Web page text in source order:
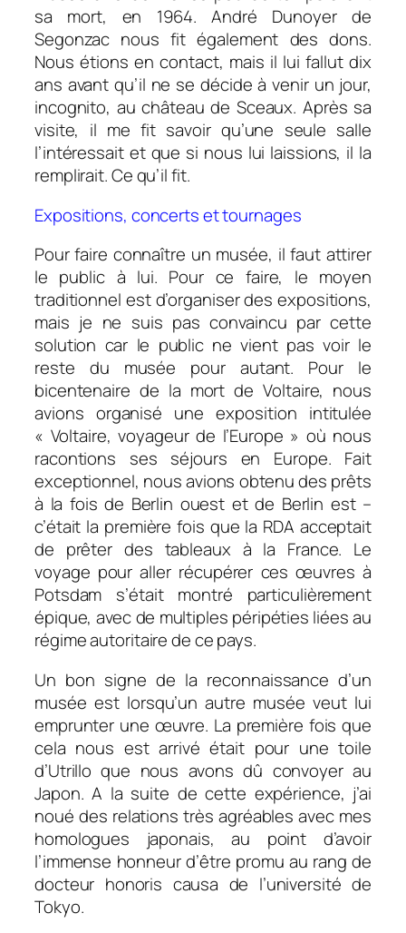
sa mort, en 1964. André Dunoyer de
Segonzac nous fit également des dons.
Nous étions en contact, mais il lui fallut dix
ans avant qu’il ne se décide à venir un jour,
incognito, au château de Sceaux. Après sa
visite, il me fit savoir qu’une seule salle
l’intéressait et que si nous lui laissions, il la
remplirait. Ce qu’il fit.
Expositions, concerts et tournages
Pour faire connaître un musée, il faut attirer
le public à lui. Pour ce faire, le moyen
traditionnel est d’organiser des expositions,
mais je ne suis pas convaincu par cette
solution car le public ne vient pas voir le
reste du musée pour autant. Pour le
bicentenaire de la mort de Voltaire, nous
avions organisé une exposition intitulée
« Voltaire, voyageur de l’Europe » où nous
racontions ses séjours en Europe. Fait
exceptionnel, nous avions obtenu des prêts
à la fois de Berlin ouest et de Berlin est –
c’était la première fois que la RDA acceptait
de prêter des tableaux à la France. Le
voyage pour aller récupérer ces œuvres à
Potsdam s’était montré particulièrement
épique, avec de multiples péripéties liées au
régime autoritaire de ce pays.
Un bon signe de la reconnaissance d’un
musée est lorsqu’un autre musée veut lui
emprunter une œuvre. La première fois que
cela nous est arrivé était pour une toile
d’Utrillo que nous avons dû convoyer au
Japon. A la suite de cette expérience, j’ai
noué des relations très agréables avec mes
homologues japonais, au point d’avoir
l’immense honneur d’être promu au rang de
docteur honoris causa de l’université de
Tokyo.